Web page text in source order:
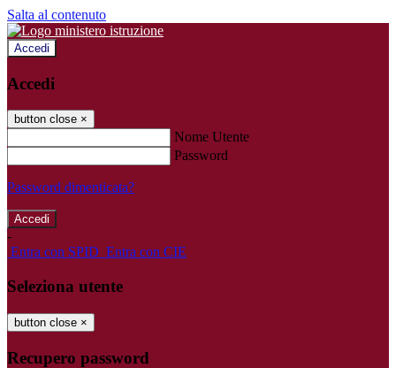
Salta al contenuto
Accedi
Accedi
button close ×
Nome Utente
Password
Password dimenticata?
-
Entra con SPID Entra con CIE
Seleziona utente
button close ×
Recupero password